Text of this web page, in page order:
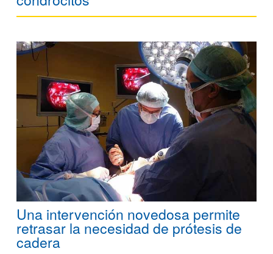
Una intervención novedosa permite
retrasar la necesidad de prótesis de
cadera